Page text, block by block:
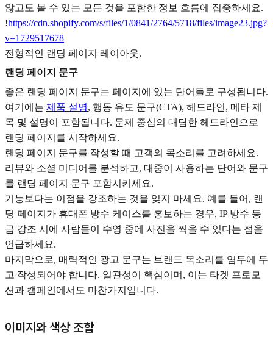
않고도 볼 수 있는 모든 것을 포함한 정보 흐름에 집중하세요.
!https://cdn.shopify.com/s/files/1/0841/2764/5718/files/image23.jpg?
v=1729517678
전형적인 랜딩 페이지 레이아웃.
랜딩 페이지 문구
좋은 랜딩 페이지 문구는 페이지에 있는 단어들로 구성됩니다.
여기에는 제품 설명, 행동 유도 문구(CTA), 헤드라인, 메타 제
목 및 설명이 포함됩니다. 문제 중심의 대담한 헤드라인으로
랜딩 페이지를 시작하세요.
랜딩 페이지 문구를 작성할 때 고객의 목소리를 고려하세요.
리뷰와 소셜 미디어를 분석하고, 대중이 사용하는 단어와 문구
를 랜딩 페이지 문구 포함시키세요.
기능보다는 이점을 강조하는 것을 잊지 마세요. 예를 들어, 랜
딩 페이지가 휴대폰 방수 케이스를 홍보하는 경우, IP 방수 등
급 강조 시에 사람들이 수영 중에 사진을 찍을 수 있다는 점을
언급하세요.
마지막으로, 매력적인 광고 문구는 브랜드 목소리를 염두에 두
고 작성되어야 합니다. 일관성이 핵심이며, 이는 타겟 프로모
션과 캠페인에서도 마찬가지입니다.
이미지와 색상 조합